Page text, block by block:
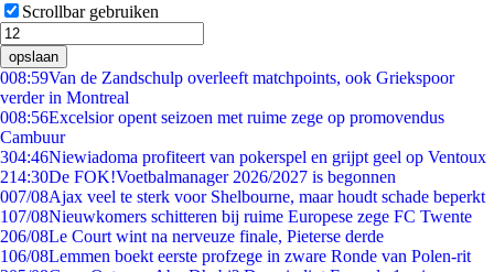
Scrollbar gebruiken
opslaan
008:59Van de Zandschulp overleeft matchpoints, ook Griekspoor
verder in Montreal
008:56Excelsior opent seizoen met ruime zege op promovendus
Cambuur
304:46Niewiadoma profiteert van pokerspel en grijpt geel op Ventoux
214:30De FOK!Voetbalmanager 2026/2027 is begonnen
007/08Ajax veel te sterk voor Shelbourne, maar houdt schade beperkt
107/08Nieuwkomers schitteren bij ruime Europese zege FC Twente
206/08Le Court wint na nerveuze finale, Pieterse derde
106/08Lemmen boekt eerste profzege in zware Ronde van Polen-rit